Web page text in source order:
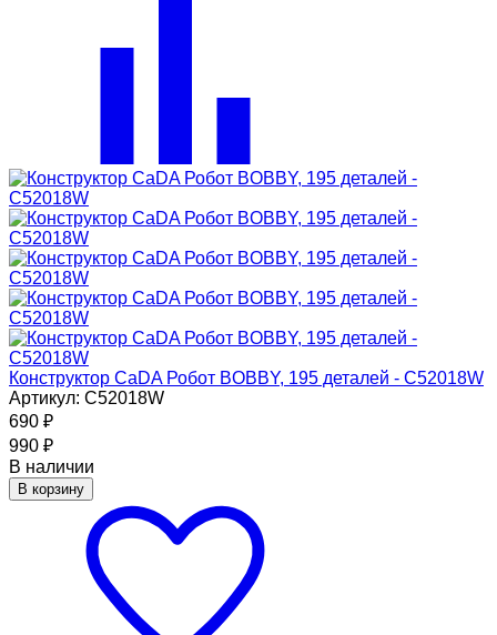
Конструктор CaDA Робот BOBBY, 195 деталей - C52018W
Артикул: C52018W
690 ₽
990 ₽
В наличии
В корзину